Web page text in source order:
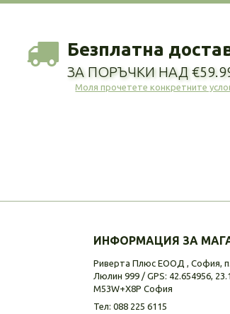
Безплатна
ЗА ПОРЪЧКИ НАД
Моля прочетете конкретните
ИНФОРМАЦИЯ ЗА
Риверта Плюс ЕООД , София,
Люлин 999 / GPS: 42.654956,
M53W+X8P София
Тел: 088 225 6115